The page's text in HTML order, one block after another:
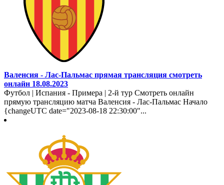
Валенсия - Лас-Пальмас прямая трансляция смотреть
онлайн 18.08.2023
Футбол | Испания - Примера | 2-й тур Смотреть онлайн
прямую трансляцию матча Валенсия - Лас-Пальмас Начало
{changeUTC date="2023-08-18 22:30:00"...